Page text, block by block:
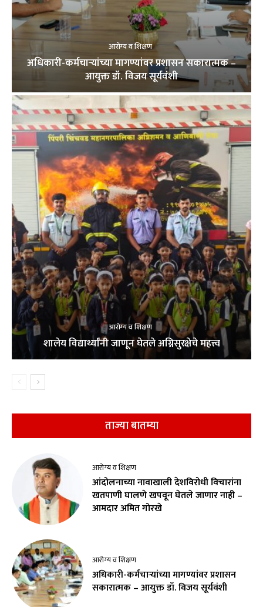
आरोग्य व शिक्षण
अधिकारी-कर्मचाऱ्यांच्या मागण्यांवर प्रशासन सकारात्मक –
आयुक्त डॉ. विजय सूर्यवंशी
आरोग्य व शिक्षण
शालेय विद्यार्थ्यांनी जाणून घेतले अग्निसुरक्षेचे महत्त्व
ताज्या बातम्या
आरोग्य व शिक्षण
आंदोलनाच्या नावाखाली देशविरोधी विचारांना
खतपाणी घालणे खपवून घेतले जाणार नाही –
आमदार अमित गोरखे
आरोग्य व शिक्षण
अधिकारी-कर्मचाऱ्यांच्या मागण्यांवर प्रशासन
सकारात्मक – आयुक्त डॉ. विजय सूर्यवंशी